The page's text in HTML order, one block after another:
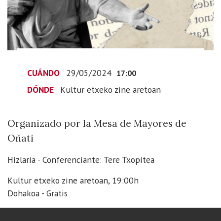
Cicerón
2024-
05-
29T19:00:00+02:00
Organizado
Mesa
Mayores
Oñati
CUÁNDO 29/05/2024 17:00
DÓNDE Kultur etxeko zine aretoan
Organizado por la Mesa de Mayores de
Oñati
Hizlaria - Conferenciante: Tere Txopitea
Kultur etxeko zine aretoan, 19:00h
Dohakoa - Gratis